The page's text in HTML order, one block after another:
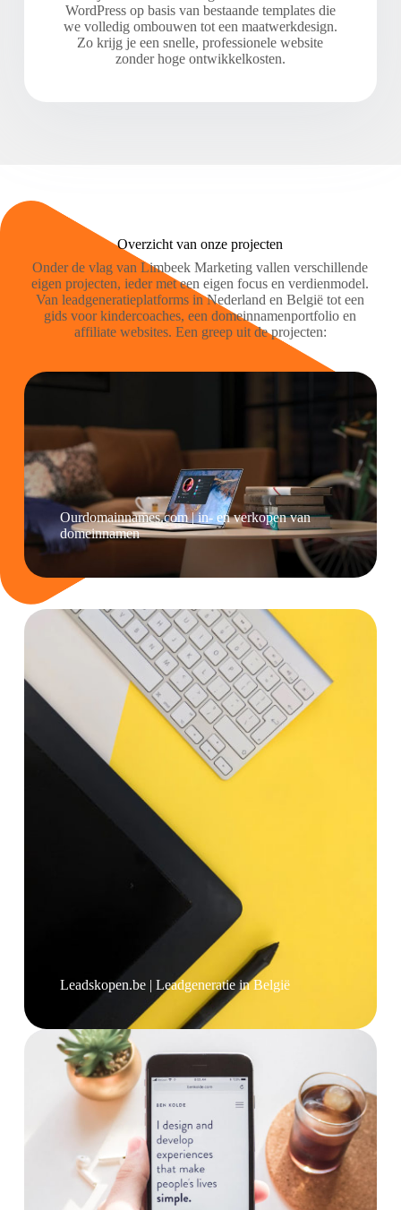
WordPress op basis van bestaande templates die
we volledig ombouwen tot een maatwerkdesign.
Zo krijg je een snelle, professionele website
zonder hoge ontwikkelkosten.
Overzicht van onze projecten
Onder de vlag van Limbeek Marketing vallen verschillende
eigen projecten, ieder met een eigen focus en verdienmodel.
Van leadgeneratieplatforms in Nederland en België tot een
gids voor kindercoaches, een domeinnamenportfolio en
affiliate websites. Een greep uit de projecten:
Ourdomainnames.com | in- en verkopen van
domeinnamen
Leadskopen.be | Leadgeneratie in België